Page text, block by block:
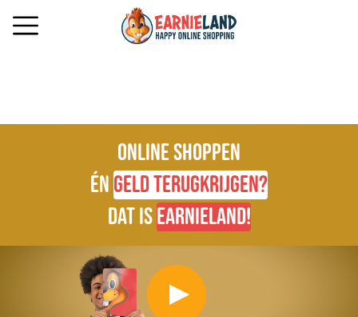
online shoppen
ÉNGELD TERUGKRIJGEN?
DAT ISEARNIELAND!